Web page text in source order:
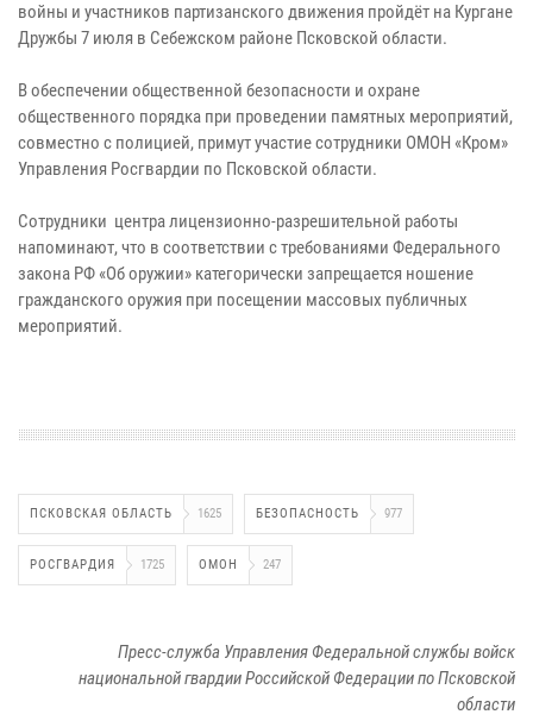
войны и участников партизанского движения пройдёт на Кургане
Дружбы 7 июля в Себежском районе Псковской области.
В обеспечении общественной безопасности и охране
общественного порядка при проведении памятных мероприятий,
совместно с полицией, примут участие сотрудники ОМОН «Кром»
Управления Росгвардии по Псковской области.
Сотрудники центра лицензионно-разрешительной работы
напоминают, что в соответствии с требованиями Федерального
закона РФ «Об оружии» категорически запрещается ношение
гражданского оружия при посещении массовых публичных
мероприятий.
ПСКОВСКАЯ ОБЛАСТЬ 1625 БЕЗОПАСНОСТЬ 977
РОСГВАРДИЯ 1725 ОМОН 247
Пресс-служба Управления Федеральной службы войск
национальной гвардии Российской Федерации по Псковской
области